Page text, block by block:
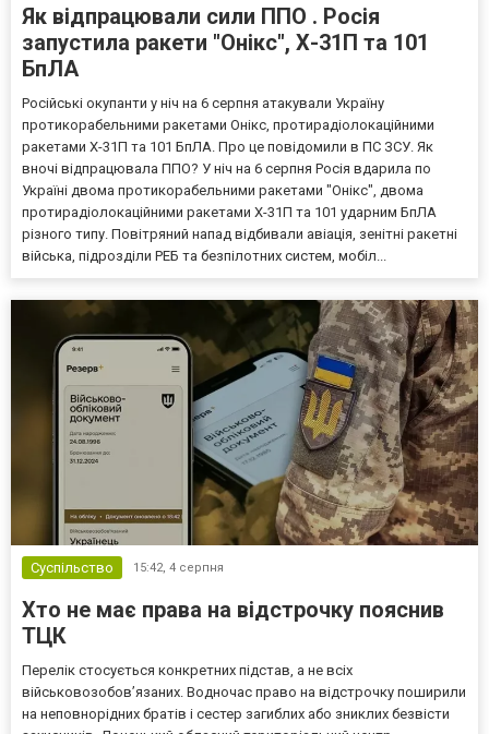
Як відпрацювали сили ППО . Росія
запустила ракети "Онікс", Х-31П та 101
БпЛА
Російські окупанти у ніч на 6 серпня атакували Україну
протикорабельними ракетами Онікс, протирадіолокаційними
ракетами Х-31П та 101 БпЛА. Про це повідомили в ПС ЗСУ. Як
вночі відпрацювала ППО? У ніч на 6 серпня Росія вдарила по
Україні двома протикорабельними ракетами "Онікс", двома
протирадіолокаційними ракетами Х-31П та 101 ударним БпЛА
різного типу. Повітряний напад відбивали авіація, зенітні ракетні
війська, підрозділи РЕБ та безпілотних систем, мобіл...
Суспільство 15:42, 4 серпня
Хто не має права на відстрочку пояснив
ТЦК
Перелік стосується конкретних підстав, а не всіх
військовозобов’язаних. Водночас право на відстрочку поширили
на неповнорідних братів і сестер загиблих або зниклих безвісти